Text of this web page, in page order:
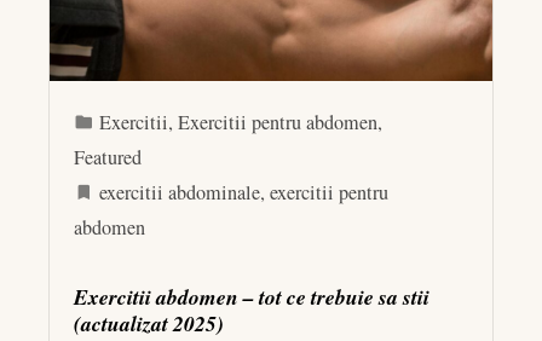
Exercitii, Exercitii pentru abdomen,
Featured
exercitii abdominale, exercitii pentru
abdomen
Exercitii abdomen – tot ce trebuie sa stii
(actualizat 2025)